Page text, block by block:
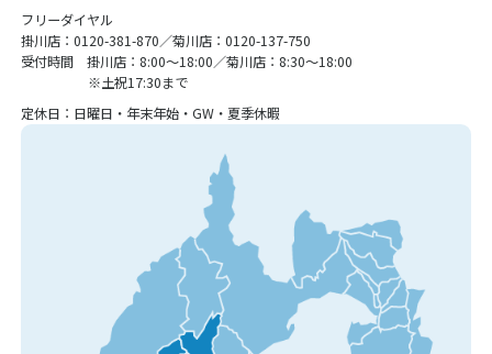
フリーダイヤル
掛川店：0120-381-870／菊川店：0120-137-750
受付時間 掛川店：8:00〜18:00／菊川店：8:30〜18:00
※土祝17:30まで
定休日：日曜日・年末年始・GW・夏季休暇